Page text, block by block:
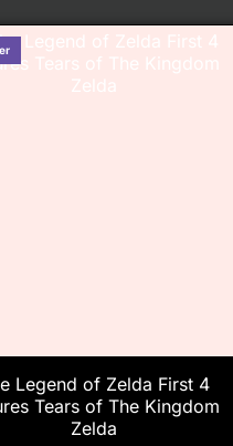
Legend of Zelda First 4
Tears of The Kingdom
Zelda